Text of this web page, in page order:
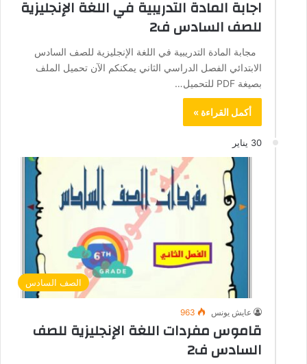
اجابة المادة التدريبية في اللغة الإنجليزية
للصف السادس ف2
مجابة المادة التدريبية في اللغة الإنجليزية للصف السادس
الابتدائي الفصل الدراسي الثاني يمكنكم الآن تحميل الملف
بصيغة PDF للتحميل…
أكمل القراءة »
30 يناير
الصف السادس
عايش يونس 963
قاموس مفردات اللغة الإنجليزية للصف
السادس ف2